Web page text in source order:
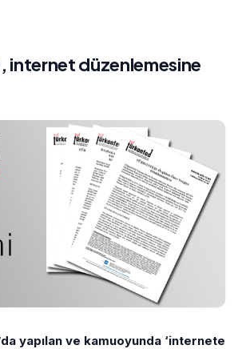
internet düzenlemesine
yapılan ve kamuoyunda ‘internete